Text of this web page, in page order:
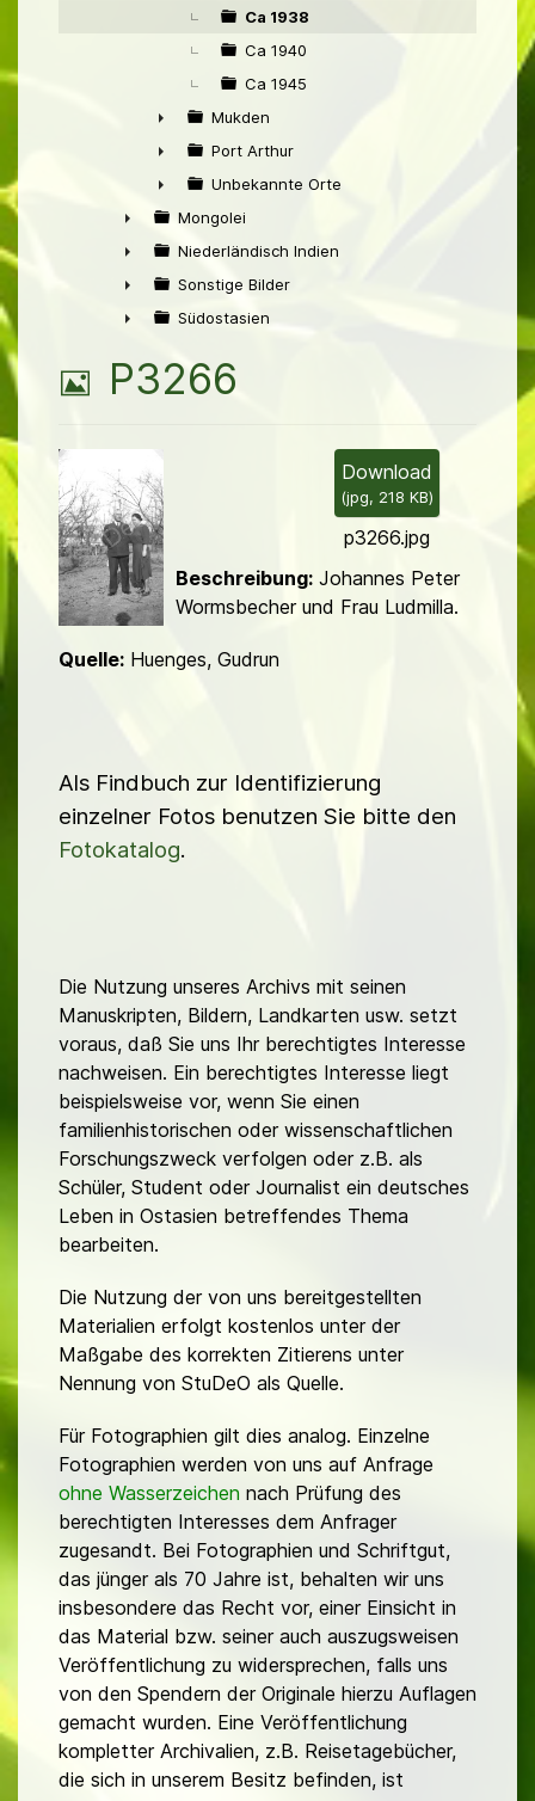
Ca 1938
Ca 1940
Ca 1945
►
Mukden
►
Port Arthur
►
Unbekannte Orte
►
Mongolei
►
Niederländisch Indien
►
Sonstige Bilder
Südostasien
B
l
d
P3266
Download
(jpg, 218 KB)
p3266.jpg
Beschreibung:Johannes Peter
Wormsbecher und Frau Ludmilla.
Quelle: Huenges, Gudrun
Als Findbuch zur Identifizierung
einzelner Fotos benutzen Sie bitte den
Fotokatalog.
Die Nutzung unseres Archivs mit seinen
Manuskripten, Bildern, Landkarten usw. setzt
voraus, daß Sie uns Ihr berechtigtes Interesse
nachweisen. Ein berechtigtes Interesse liegt
beispielsweise vor, wenn Sie einen
familienhistorischen oder wissenschaftlichen
Forschungszweck verfolgen oder z.B. als
Schüler, Student oder Journalist ein deutsches
Leben in Ostasien betreffendes Thema
bearbeiten.
Die Nutzung der von uns bereitgestellten
Materialien erfolgt kostenlos unter der
Maßgabe des korrekten Zitierens unter
Nennung von StuDeO als Quelle.
Für Fotographien gilt dies analog. Einzelne
Fotographien werden von uns auf Anfrage
ohne Wasserzeichen nach Prüfung des
berechtigten Interesses dem Anfrager
zugesandt. Bei Fotographien und Schriftgut,
das jünger als 70 Jahre ist, behalten wir uns
insbesondere das Recht vor, einer Einsicht in
das Material bzw. seiner auch auszugsweisen
Veröffentlichung zu widersprechen, falls uns
von den Spendern der Originale hierzu Auflagen
gemacht wurden. Eine Veröffentlichung
kompletter Archivalien, z.B. Reisetagebücher,
die sich in unserem Besitz befinden, ist